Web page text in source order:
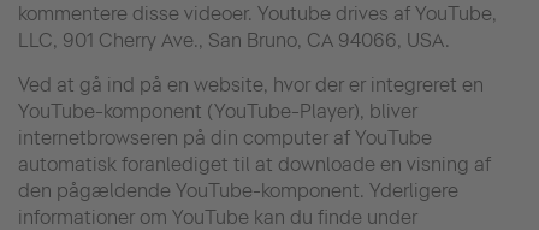
kommentere disse videoer. Youtube drives af YouTube,
LLC, 901 Cherry Ave., San Bruno, CA 94066, USA.
Ved at gå ind på en website, hvor der er integreret en
YouTube-komponent (YouTube-Player), bliver
internetbrowseren på din computer af YouTube
automatisk foranlediget til at downloade en visning af
den pågældende YouTube-komponent. Yderligere
informationer om YouTube kan du finde under